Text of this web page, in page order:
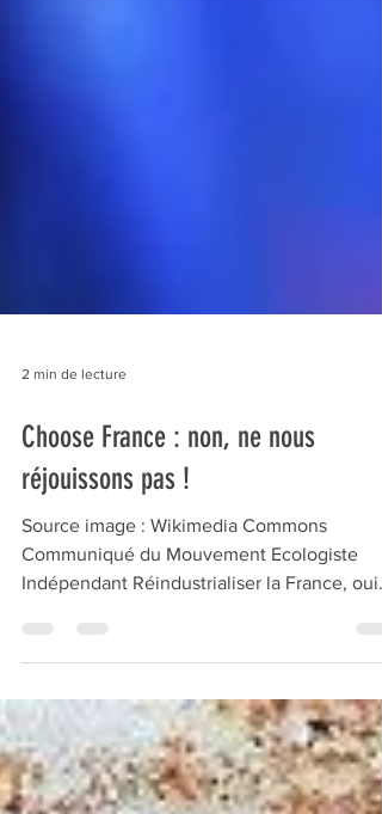
Choose France : non, ne nous
réjouissons pas !
Source image : Wikimedia Commons
Communiqué du Mouvement Ecologiste
promis, mais, à 90% des capitaux annoncés,
des emplois de service. L’Etat offre à des
multinationales américaine et japonaise du
terrain bon marché et une part de son